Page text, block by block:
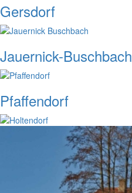
Gersdorf
Jauernick-Buschbach
Pfaffendorf